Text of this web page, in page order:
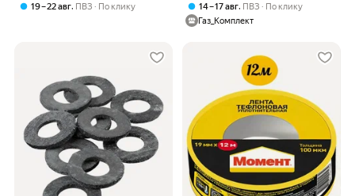
19 – 22 авг, ПВЗ По клику
14 – 17 авг, ПВЗ
По клику
Газ_Комплект